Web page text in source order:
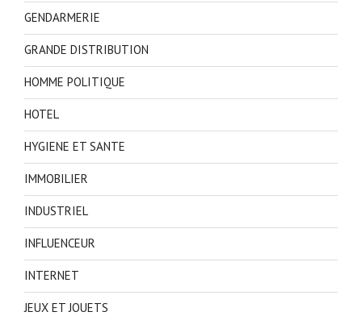
GENDARMERIE
GRANDE DISTRIBUTION
HOMME POLITIQUE
HOTEL
HYGIENE ET SANTE
IMMOBILIER
INDUSTRIEL
INFLUENCEUR
INTERNET
JEUX ET JOUETS